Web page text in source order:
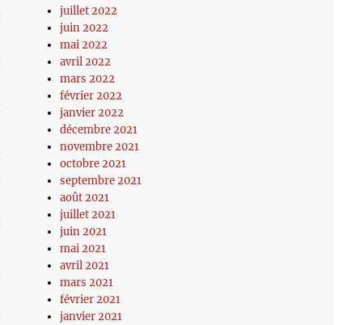
juillet 2022
juin 2022
mai 2022
avril 2022
mars 2022
février 2022
janvier 2022
décembre 2021
novembre 2021
octobre 2021
septembre 2021
août 2021
juillet 2021
juin 2021
mai 2021
avril 2021
mars 2021
février 2021
janvier 2021